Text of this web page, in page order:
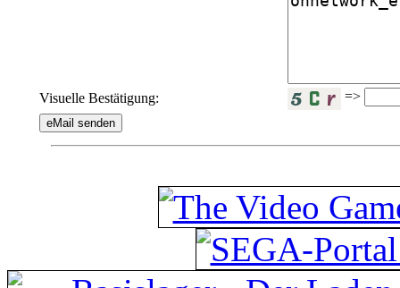
Visuelle Bestätigung: =>